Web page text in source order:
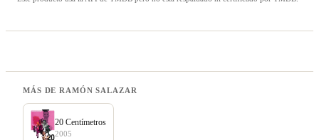
MÁS DE RAMÓN SALAZAR
20 Centímetros
2005